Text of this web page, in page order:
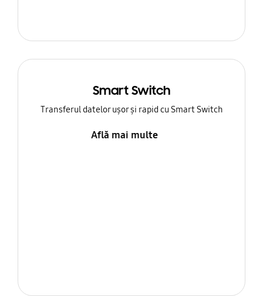
Smart Switch
Transferul datelor ușor și rapid cu Smart Switch
Află mai multe